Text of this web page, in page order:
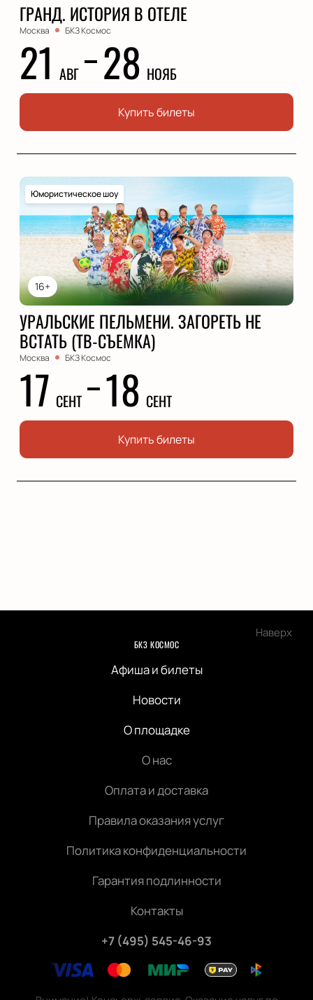
ГРАНД. ИСТОРИЯ В ОТЕЛЕ
Москва БКЗ Космос
21 АВГ 28 НОЯБ
Купить билеты
16+
Юмористическое шоу
УРАЛЬСКИЕ ПЕЛЬМЕНИ. ЗАГОРЕТЬ НЕ
ВСТАТЬ (ТВ-СЪЕМКА)
Москва БКЗ Космос
17 СЕНТ 18 СЕНТ
Купить билеты
Наверх
БКЗ КОСМОС
Афиша и билеты
Новости
О площадке
О нас
Оплата и доставка
Правила оказания услуг
Политика конфиденциальности
Гарантия подлинности
Контакты
+7 (495) 545-46-93